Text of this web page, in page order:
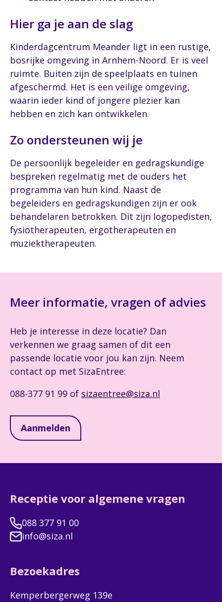
Hier ga je aan de slag
Kinderdagcentrum Meander ligt in een rustige,
bosrijke omgeving in Arnhem-Noord. Er is veel
ruimte. Buiten zijn de speelplaats en tuinen
afgeschermd. Het is een veilige omgeving,
waarin ieder kind of jongere plezier kan
hebben en zich kan ontwikkelen.
Zo ondersteunen wij je
De persoonlijk begeleider en gedragskundige
bespreken regelmatig met de ouders het
programma van hun kind. Naast de
begeleiders en gedragskundigen zijn er ook
behandelaren betrokken. Dit zijn logopedisten,
fysiotherapeuten, ergotherapeuten en
muziektherapeuten.
Meer informatie, vragen of advies
Heb je interesse in deze locatie? Dan
verkennen we graag samen of dit een
passende locatie voor jou kan zijn. Neem
contact op met SizaEntree:
088-377 91 99 of sizaentree@siza.nl
Aanmelden
Receptie voor algemene vragen
088 377 91 00
info@siza.nl
Bezoekadres
Kemperbergerweg 139e